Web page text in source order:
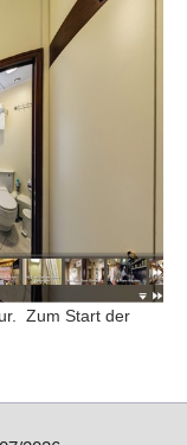
Zum Start der